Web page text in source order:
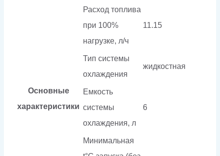
Основные
характеристики
Расход топлива
при 100%
нагрузке, л/ч
11.15
Тип системы
охлаждения
жидкостная
Емкость
системы
охлаждения, л
6
Минимальная